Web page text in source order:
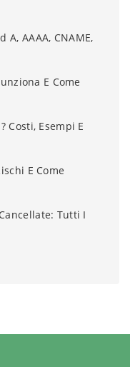
A, AAAA, CNAME,
E Come
Costi, Esempi E
E Come
Tutti I